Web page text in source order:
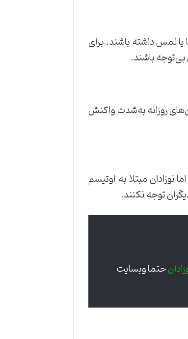
لمس داشته باشند. برای
باشند.
روزانه به‌شدت واکنش
نوزادان مبتلا به اوتیسم
توجه نکنند.
حتما وبسایت